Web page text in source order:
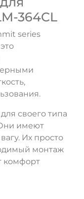
364CL
series
своего типа
имеют
Их просто
монтаж
комфорт